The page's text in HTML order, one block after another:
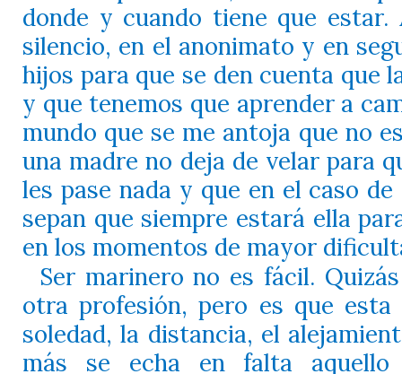
donde y cuando tiene que estar.
silencio, en el anonimato y en
hijos para que se den cuenta que
y que tenemos que aprender a
mundo que se me antoja que no
una madre no deja de velar para
les pase nada y que en el caso
sepan que siempre estará ella
en los momentos de mayor
Ser marinero no es fácil.
otra profesión, pero es que esta
soledad, la distancia, el
más se echa en falta